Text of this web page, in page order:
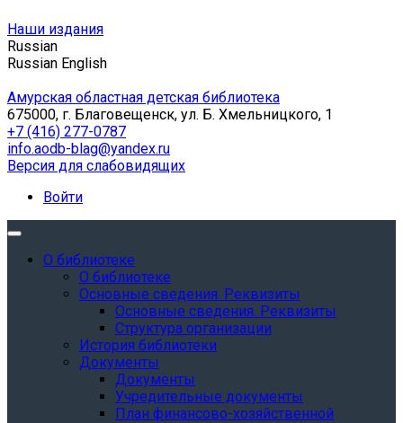
Наши издания
Russian
Russian English
Амурская областная детская библиотека
675000, г. Благовещенск, ул. Б. Хмельницкого, 1
+7 (416) 277-0787
info.aodb-blag@yandex.ru
Версия для слабовидящих
Войти
О библиотеке
О библиотеке
Основные сведения. Реквизиты
Основные сведения. Реквизиты
Структура организации
История библиотеки
Документы
Документы
Учредительные документы
План финансово-хозяйственной